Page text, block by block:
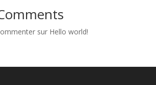
sur Hello world!